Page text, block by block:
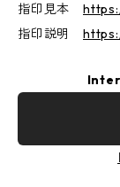
指印見本
指印説明